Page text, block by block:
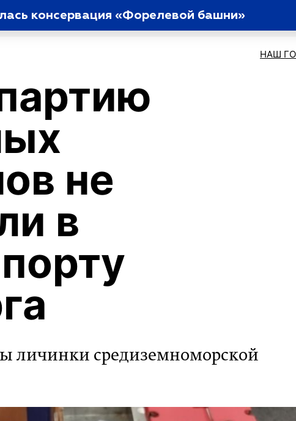
консервация «Форелевой башни»
НАШ
не
в
личинки средиземноморской